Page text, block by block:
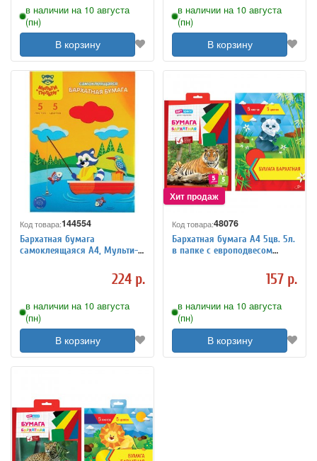
в наличии на 10 августа
(пн)
В корзину
в наличии на 10 августа
(пн)
В корзину
Код товара:144554
Бархатная бумага
самоклеящаяся А4, Мульти-
224 р.
в наличии на 10 августа
(пн)
В корзину
Код товара:48076
Бархатная бумага А4 5цв. 5л.
в папке с европодвесом
157 р.
в наличии на 10 августа
(пн)
В корзину